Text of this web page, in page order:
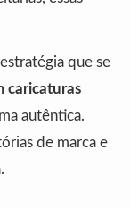
que se
caricaturas
autêntica.
de marca e